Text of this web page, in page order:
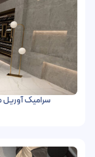
سرامیک آوریل هرمس تبریز 95